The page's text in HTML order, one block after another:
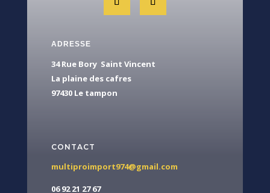
ADRESSE
34 Rue Bory Saint Vincent
La plaine des cafres
97430 Le tampon
CONTACT
multiproimport974@gmail.com
06 92 21 27 67